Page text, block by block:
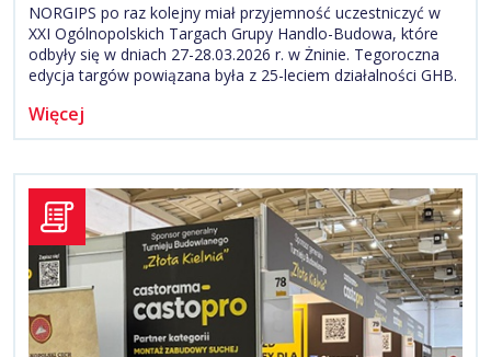
NORGIPS po raz kolejny miał przyjemność uczestniczyć w
XXI Ogólnopolskich Targach Grupy Handlo-Budowa, które
odbyły się w dniach 27-28.03.2026 r. w Żninie. Tegoroczna
edycja targów powiązana była z 25-leciem działalności GHB.
Więcej